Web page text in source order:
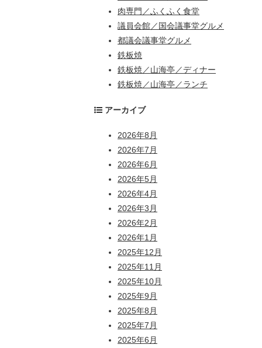
肉専門／ふくふく食堂
議員会館／国会議事堂グルメ
都議会議事堂グルメ
鉄板焼
鉄板焼／山海亭／ディナー
鉄板焼／山海亭／ランチ
アーカイブ
2026年8月
2026年7月
2026年6月
2026年5月
2026年4月
2026年3月
2026年2月
2026年1月
2025年12月
2025年11月
2025年10月
2025年9月
2025年8月
2025年7月
2025年6月